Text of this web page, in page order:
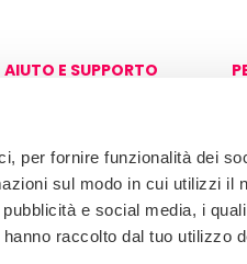
per fornire funzionalità dei
sul modo in cui utilizzi il
e social media, i
raccolto dal tuo utilizzo
AIUTO E SUPPORTO